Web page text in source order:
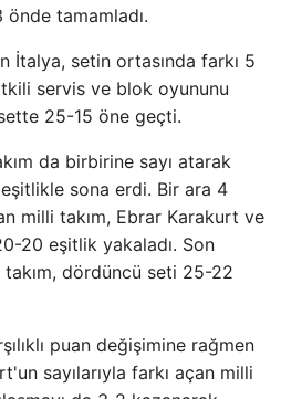
tamamladı.
İtalya, setin ortasında farkı 5
servis ve blok oyununu
25-15 öne geçti.
da birbirine sayı atarak
sona erdi. Bir ara 4
milli takım, Ebrar Karakurt ve
20 eşitlik yakaladı. Son
takım, dördüncü seti 25-22
puan değişimine rağmen
sayılarıyla farkı açan milli